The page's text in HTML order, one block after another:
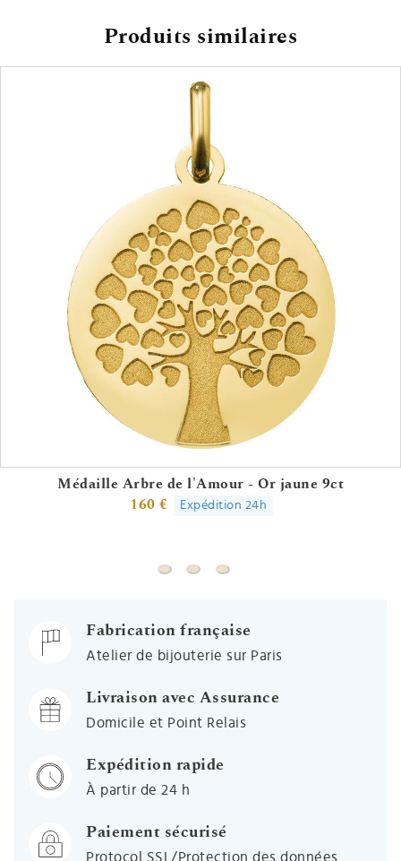
Produits similaires
Médaille Arbre de l'Amour - Or jaune 9ct
160 €
Expédition 24h
Fabrication française
Atelier de bijouterie sur Paris
Livraison avec Assurance
Domicile et Point Relais
Expédition rapide
À partir de 24 h
Paiement sécurisé
Protocol SSL/Protection des données